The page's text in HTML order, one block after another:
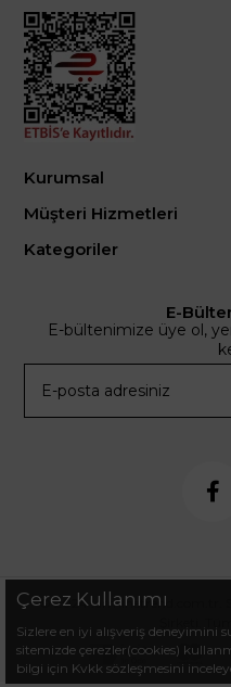
Kurumsal
Müşteri Hizmetleri
Kategoriler
E-
E-bültenimize üye ol,
© 2024 .arminetrend.com.tr.
Çerez Kullanımı
Sizlere en iyi alışveriş deneyimini
sitemizde çerezler(cookies)
bilgi için Kvkk sözleşmesini